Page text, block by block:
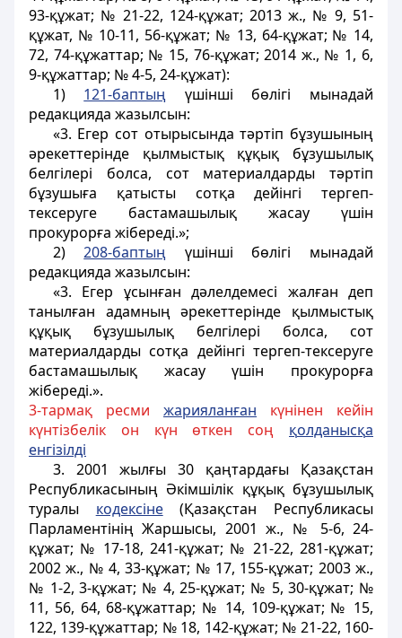
93-құжат; № 21-22, 124-құжат; 2013 ж., № 9, 51-
құжат, № 10-11, 56-құжат; № 13, 64-құжат; № 14,
72, 74-құжаттар; № 15, 76-құжат; 2014 ж., № 1, 6,
9-құжаттар; № 4-5, 24-құжат):
1) 121-баптың үшінші бөлігі мынадай
редакцияда жазылсын:
«3. Егер сот отырысында тәртіп бұзушының
әрекеттерінде қылмыстық құқық бұзушылық
белгілері болса, сот материалдарды тәртіп
бұзушыға қатысты сотқа дейінгі тергеп-
тексеруге бастамашылық жасау үшін
прокурорға жібереді.»;
2)208-баптың үшінші бөлігі мынадай
редакцияда жазылсын:
«3. Егер ұсынған дәлелдемесі жалған деп
танылған адамның әрекеттерінде қылмыстық
құқық бұзушылық белгілері болса, сот
материалдарды сотқа дейінгі тергеп-тексеруге
бастамашылық жасау үшін прокурорға
жібереді.».
3-тармақ ресми жарияланған күнінен кейін
күнтізбелік он күн өткен соң қолданысқа
енгізілді
3. 2001 жылғы 30 қаңтардағы Қазақстан
Республикасының Әкiмшiлiк құқық бұзушылық
туралы кодексіне(Қазақстан Республикасы
Парламентінің Жаршысы, 2001 ж., № 5-6, 24-
құжат; № 17-18, 241-құжат; № 21-22, 281-құжат;
2002 ж., № 4, 33-құжат; № 17, 155-құжат; 2003 ж.,
№ 1-2, 3-құжат; № 4, 25-құжат; № 5, 30-құжат; №
11, 56, 64, 68-құжаттар; № 14, 109-құжат; № 15,
122, 139-құжаттар; № 18, 142-құжат; № 21-22, 160-